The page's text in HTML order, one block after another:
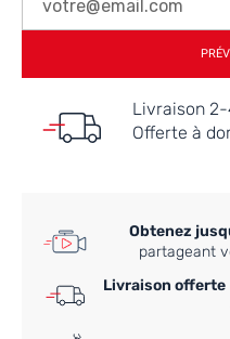
Livraison
Offerte à
Obtenez
partageant
Livraison offerte